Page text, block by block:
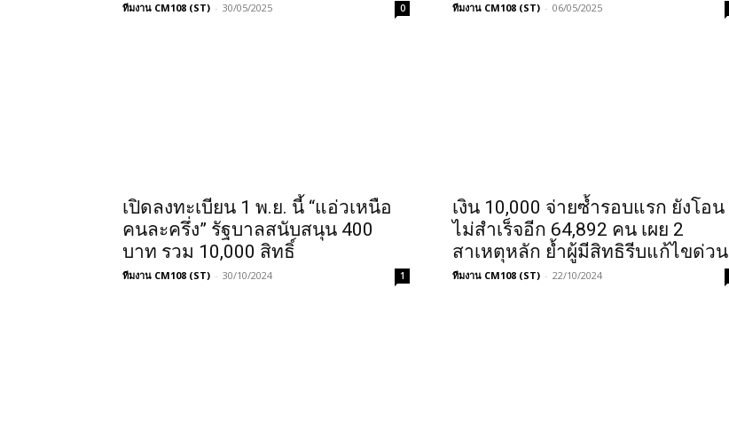
ทีมงาน CM108 (ST) - 30/05/2025 0 ทีมงาน CM108 (ST) - 06/05/2025
เปิดลงทะเบียน 1 พ.ย. นี้ “แอ่วเหนือ
คนละครึ่ง” รัฐบาลสนับสนุน 400
บาท รวม 10,000 สิทธิ์
ทีมงาน CM108 (ST) - 30/10/2024 1
เงิน 10,000 จ่ายซ้ำรอบแรก ยังโอน
ไม่สำเร็จอีก 64,892 คน เผย 2
สาเหตุหลัก ย้ำผู้มีสิทธิรีบแก้ไขด่วน
ทีมงาน CM108 (ST) - 22/10/2024